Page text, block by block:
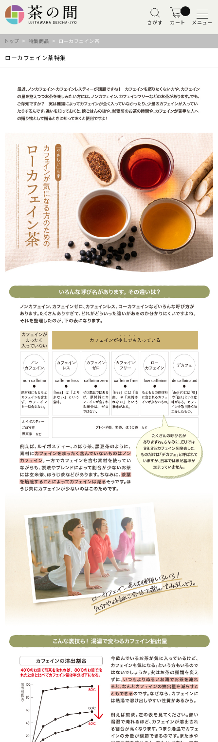
さがす カート メニュー
トップ > 特集商品 > ローカフェイン茶
ローカフェイン茶特集